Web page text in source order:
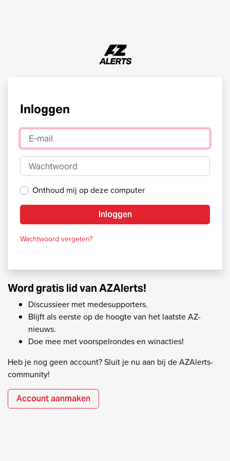
Inloggen
E-mail
Wachtwoord
Onthoud mij op deze computer
Inloggen
Wachtwoord vergeten?
Word gratis lid van AZAlerts!
Discussieer met medesupporters.
Blijft als eerste op de hoogte van het laatste AZ-
nieuws.
Doe mee met voorspelrondes en winacties!
Heb je nog geen account? Sluit je nu aan bij de AZAlerts-
community!
Account aanmaken